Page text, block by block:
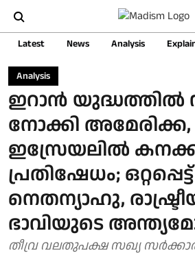
Latest News Analysis
Analysis
ഇറാൻ യുദ്ധത്തിൽ
നോക്കി അമേരിക്ക,
ഇസ്രേയലിൽ
പ്രതിഷേധം; ഒറ്റപ്പെട്ട്
നെതന്യാഹു,
ഭാവിയുടെ
തീവ്ര വലതുപക്ഷ സഖ്യ